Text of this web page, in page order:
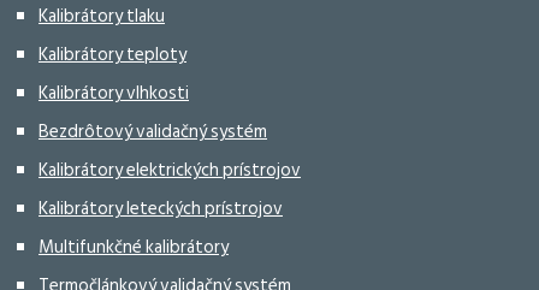
Kalibrátory tlaku
Kalibrátory teploty
Kalibrátory vlhkosti
Bezdrôtový validačný systém
Kalibrátory elektrických prístrojov
Kalibrátory leteckých prístrojov
Multifunkčné kalibrátory